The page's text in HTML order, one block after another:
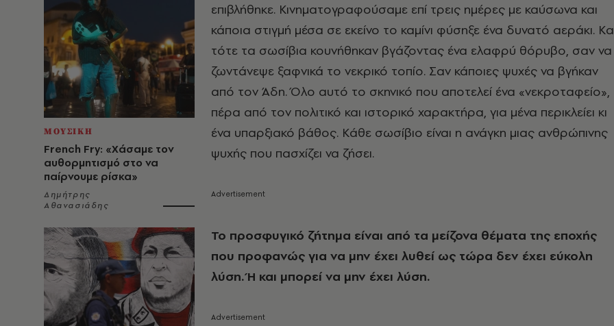
ΜΟΥΣΙΚΗ
French Fry: «Χάσαμε τον
αυθορμητισμό στο να
παίρνουμε ρίσκα»
Δημήτρης
Αθανασιάδης
επιβλήθηκε. Κινηματογραφούσαμε επί τρεις ημέρες με καύσωνα και
κάποια στιγμή μέσα σε εκείνο το καμίνι φύσηξε ένα δυνατό αεράκι.
τότε τα σωσίβια κουνήθηκαν βγάζοντας ένα ελαφρύ θόρυβο, σαν να
ζωντάνεψε ξαφνικά το νεκρικό τοπίο. Σαν κάποιες ψυχές να βγήκαν
από τον Άδη. Όλο αυτό το σκηνικό που αποτελεί ένα «νεκροταφείο»,
πέρα από τον πολιτικό και ιστορικό χαρακτήρα, για μένα περικλείει κι
ένα υπαρξιακό βάθος. Κάθε σωσίβιο είναι η ανάγκη μιας ανθρώπινης
ψυχής που πασχίζει να ζήσει.
Το προσφυγικό ζήτημα είναι από τα μείζονα θέματα της εποχής
που προφανώς για να μην έχει λυθεί ως τώρα δεν έχει εύκολη
λύση. Ή και μπορεί να μην έχει λύση.